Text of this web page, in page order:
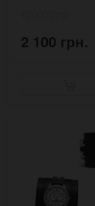
2 100 грн.